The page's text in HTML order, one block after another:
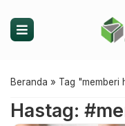
Beranda » Tag "memberi
Hastag: